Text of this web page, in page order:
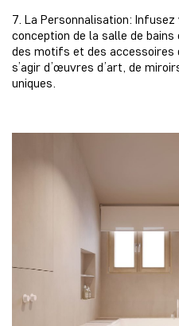
7. La Personnalisation:
conception de la salle de
des motifs et des
s’agir d’œuvres d’art, de
uniques.